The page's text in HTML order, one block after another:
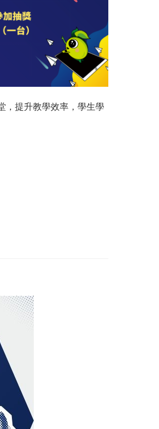
，提升教學效率，學生學